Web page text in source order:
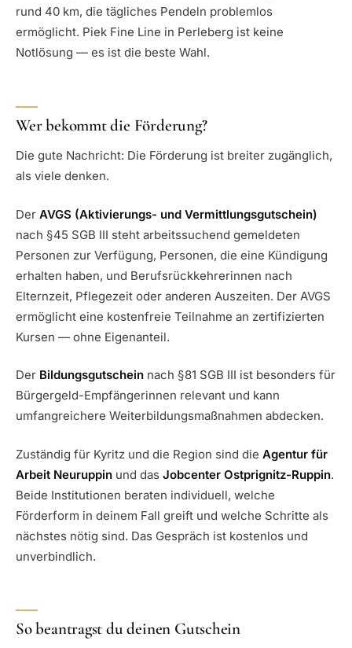
rund 40 km, die tägliches Pendeln problemlos
ermöglicht. Piek Fine Line in Perleberg ist keine
Notlösung — es ist die beste Wahl.
Wer bekommt die Förderung?
Die gute Nachricht: Die Förderung ist breiter zugänglich,
als viele denken.
Der AVGS (Aktivierungs- und Vermittlungsgutschein)
nach §45 SGB III steht arbeitssuchend gemeldeten
Personen zur Verfügung, Personen, die eine Kündigung
erhalten haben, und Berufsrückkehrerinnen nach
Elternzeit, Pflegezeit oder anderen Auszeiten. Der AVGS
ermöglicht eine kostenfreie Teilnahme an zertifizierten
Kursen — ohne Eigenanteil.
Der Bildungsgutschein nach §81 SGB III ist besonders für
Bürgergeld-Empfängerinnen relevant und kann
umfangreichere Weiterbildungsmaßnahmen abdecken.
Zuständig für Kyritz und die Region sind die Agentur für
Arbeit Neuruppin und das Jobcenter Ostprignitz-Ruppin.
Beide Institutionen beraten individuell, welche
Förderform in deinem Fall greift und welche Schritte als
nächstes nötig sind. Das Gespräch ist kostenlos und
unverbindlich.
So beantragst du deinen Gutschein